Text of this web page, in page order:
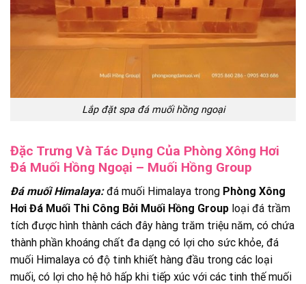
Lắp đặt spa đá muối hồng ngoại
Đặc Trưng Và Tác Dụng Của Phòng Xông Hơi
Đá Muối Hồng Ngoại – Muối Hồng Group
Đá muối Himalaya:đá muối Himalaya trong Phòng Xông
Hơi Đá Muối Thi Công Bởi Muối Hồng Group loại đá trầm
tích được hình thành cách đây hàng trăm triệu năm, có chứa
thành phần khoáng chất đa dạng có lợi cho sức khỏe, đá
muối Himalaya có độ tinh khiết hàng đầu trong các loại
muối, có lợi cho hệ hô hấp khi tiếp xúc với các tinh thế muối